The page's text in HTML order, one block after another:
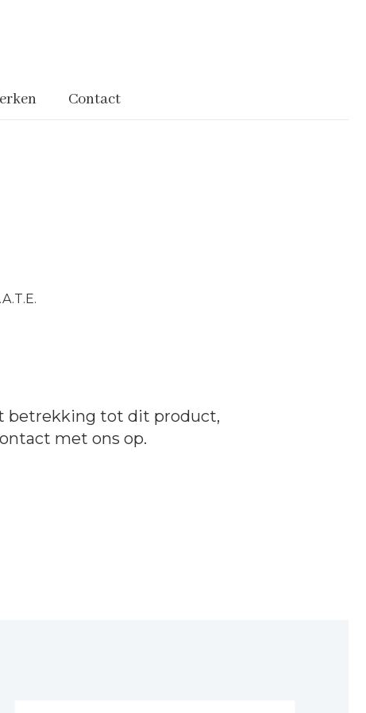
Contact
betrekking tot dit product,
met ons op.